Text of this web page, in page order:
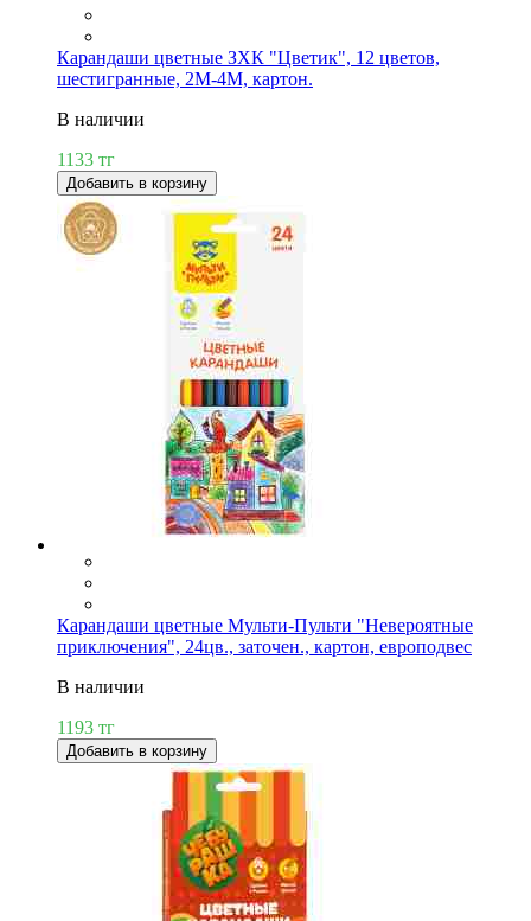
Карандаши цветные ЗХК "Цветик", 12 цветов,
шестигранные, 2М-4М, картон.
В наличии
1133 тг
Добавить в корзину
Карандаши цветные Мульти-Пульти "Невероятные
приключения", 24цв., заточен., картон, европодвес
В наличии
1193 тг
Добавить в корзину